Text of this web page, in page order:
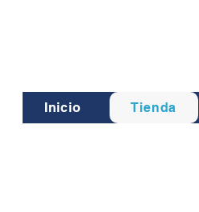
Inicio Tienda